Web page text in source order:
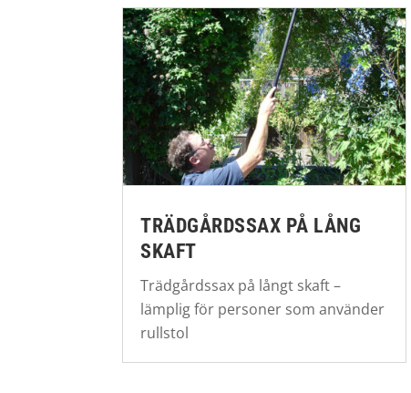
TRÄDGÅRDSSAX PÅ LÅNG
SKAFT
Trädgårdssax på långt skaft –
lämplig för personer som använder
rullstol